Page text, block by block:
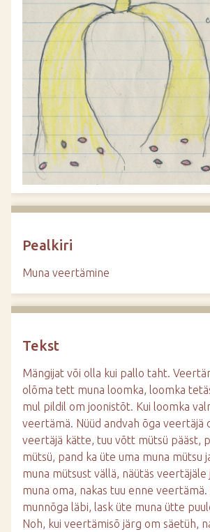
Pealkiri
Muna veertämine
Tekst
Mängijat või olla kui pallo taht.
olõma tett muna loomka, loomka
mul pildil om joonistõt. Kui loomka
veertämä. Nüüd andvah õga veertäjä
veertäjä kätte, tuu võtt mütsü pääst,
mütsü, pand ka üte uma muna mütsu
muna mütsust vällä, näütäs veertäjäle
muna oma, nakas tuu enne
munnõga läbi, lask üte muna ütte
Noh, kui veertämisõ järg om säetüh,